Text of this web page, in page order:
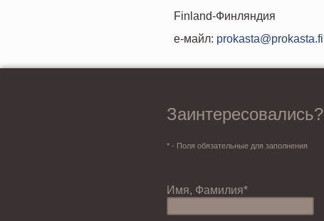
Finland-Финляндия
е-майл: prokasta@prokasta.fi
Заинтересовались?
* - Поля обязательные для заполнения
Имя, Фамилия*